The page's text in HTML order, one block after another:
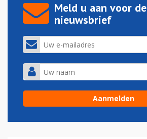
Meld u aan voor de
nieuwsbrief